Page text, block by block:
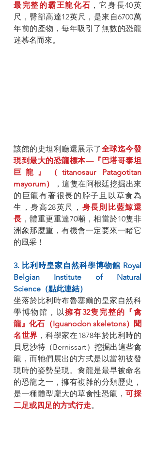
最完整的霸王龍化石 ，它身長40英
尺，臀部高達12英尺，是來自6700萬
年前的產物，每年吸引了無數的恐龍
迷慕名而來。
該館的史坦利廳還展示了全球迄今發
現到最大的恐龍標本—『巴塔哥泰坦
巨龍』（titanosaur Patagotitan
mayorum）
，這隻在阿根廷挖掘出來
的巨龍有著很長的脖子且以草食為
生，身高28英尺， 身長則比藍鯨還
長 ，體重更重達70噸，相當於10隻非
洲象那麼重，有機會一定要來一睹它
的風采！
3. 比利時皇家自然科學博物館 Royal
Belgian Institute of Natural
Science（點此連結）
坐落於比利時布魯塞爾的皇家自然科
學博物館，以擁有32隻完整的『禽
龍』化石（Iguanodon skeletons）聞
名世界 ，科學家在1878年於比利時的
貝尼沙特（Bernissart）挖掘出這些禽
龍，而牠們展出的方式是以當初被發
現時的姿勢呈現。禽龍是最早被命名
的恐龍之一，擁有複雜的分類歷史，
是一種體型龐大的草食性恐龍，可採
二足或四足的方式行走。